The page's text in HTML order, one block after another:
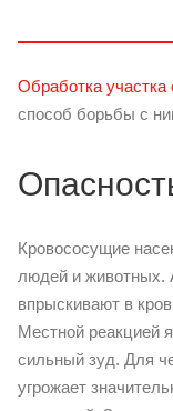
Обработка участка
способ борьбы с
Кровососущие
людей и животных.
впрыскивают в
Местной реакцией
сильный зуд. Для
угрожает